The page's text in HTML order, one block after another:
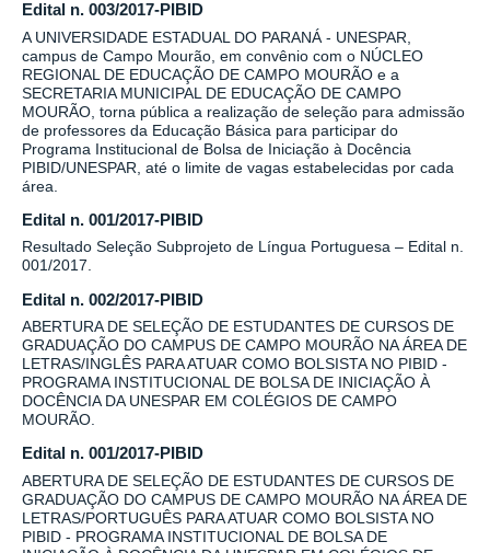
Edital n. 003/2017-PIBID
A UNIVERSIDADE ESTADUAL DO PARANÁ - UNESPAR,
campus de Campo Mourão, em convênio com o NÚCLEO
REGIONAL DE EDUCAÇÃO DE CAMPO MOURÃO e a
SECRETARIA MUNICIPAL DE EDUCAÇÃO DE CAMPO
MOURÃO, torna pública a realização de seleção para admissão
de professores da Educação Básica para participar do
Programa Institucional de Bolsa de Iniciação à Docência
PIBID/UNESPAR, até o limite de vagas estabelecidas por cada
área.
Edital n. 001/2017-PIBID
Resultado Seleção Subprojeto de Língua Portuguesa – Edital n.
001/2017.
Edital n. 002/2017-PIBID
ABERTURA DE SELEÇÃO DE ESTUDANTES DE CURSOS DE
GRADUAÇÃO DO CAMPUS DE CAMPO MOURÃO NA ÁREA DE
LETRAS/INGLÊS PARA ATUAR COMO BOLSISTA NO PIBID -
PROGRAMA INSTITUCIONAL DE BOLSA DE INICIAÇÃO À
DOCÊNCIA DA UNESPAR EM COLÉGIOS DE CAMPO
MOURÃO.
Edital n. 001/2017-PIBID
ABERTURA DE SELEÇÃO DE ESTUDANTES DE CURSOS DE
GRADUAÇÃO DO CAMPUS DE CAMPO MOURÃO NA ÁREA DE
LETRAS/PORTUGUÊS PARA ATUAR COMO BOLSISTA NO
PIBID - PROGRAMA INSTITUCIONAL DE BOLSA DE